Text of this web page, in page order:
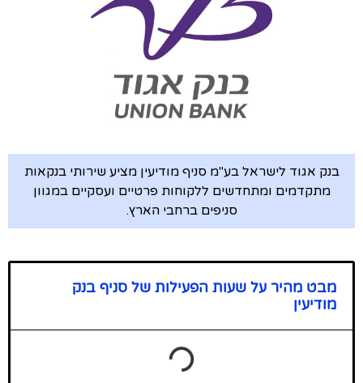
בנק אגוד לישראל בע"מ סניף מודיעין מציע שירותי בנקאות
מתקדמים ומתחדשים ללקוחות פרטיים ועסקיים במגוון
סניפים ברחבי הארץ.
מבט מהיר על שעות הפעילות של סניף בנק
מודיעין